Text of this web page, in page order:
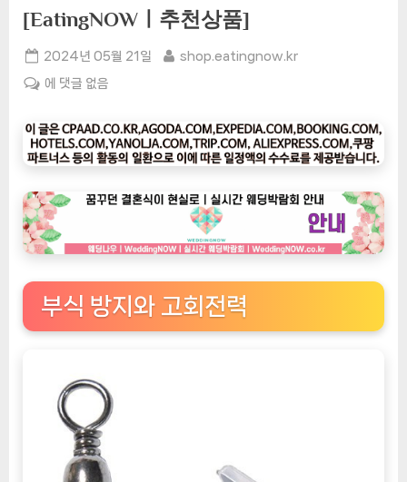
[EatingNOWㅣ추천상품]
Posted
on
2024년 05월 21일 By
shop.eatingnow.kr
[잇
나
우
ㅣ
인
기
상
품]
리
미
에 댓글 없음
부식 방지와 고회전력